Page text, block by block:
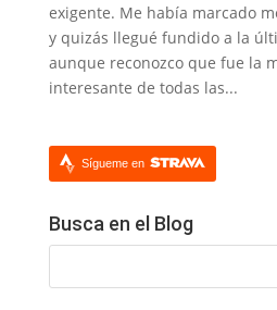
exigente. Me había marcado
y quizás llegué fundido a la
aunque reconozco que fue la
interesante de todas las...
Sígueme en
Busca en el Blog